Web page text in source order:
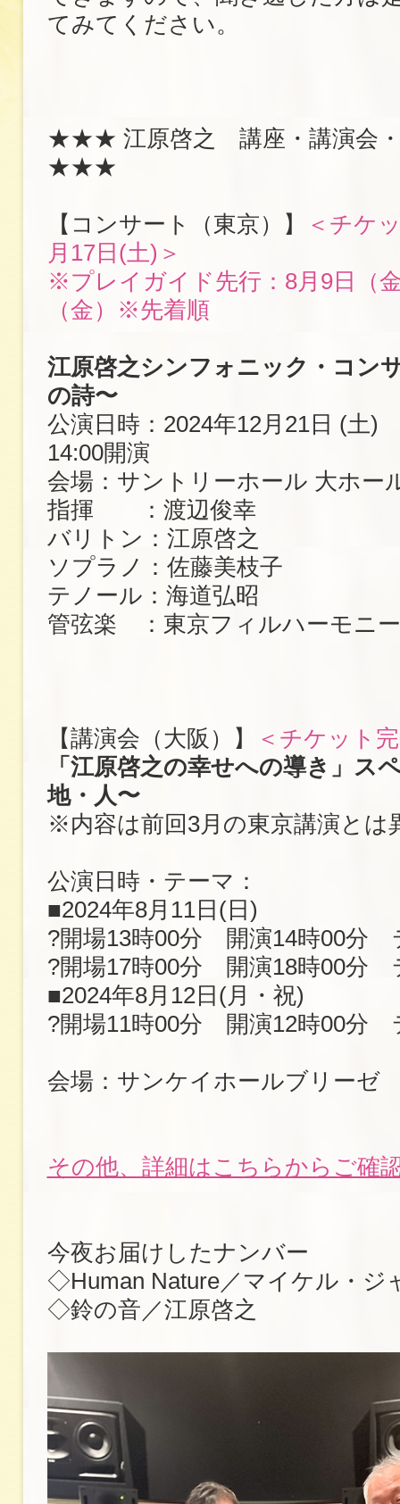
てみてください。
★★★ 江原啓之 講座・講演会・
★★★
【コンサート（東京）】
＜チケ
月17日(土)＞
※プレイガイド先行：8月9日（
（金）※先着順
江原啓之シンフォニック・コン
の詩〜
公演日時：2024年12月21日 (土
14:00開演
会場：サントリーホール 大ホー
指揮 ：渡辺俊幸
バリトン：江原啓之
ソプラノ：佐藤美枝子
テノール：海道弘昭
管弦楽 ：東京フィルハーモニ
【講演会（大阪）】
＜チケット
「江原啓之の幸せへの導き」ス
地・人〜
※内容は前回3月の東京講演とは
公演日時・テーマ：
■2024年8月11日(日)
?開場13時00分 開演14時00分
?開場17時00分 開演18時00分
■2024年8月12日(月・祝)
?開場11時00分 開演12時00分
会場：サンケイホールブリーゼ
その他、詳細はこちらからご確
今夜お届けしたナンバー
◇Human Nature／マイケル・ジ
◇鈴の音／江原啓之